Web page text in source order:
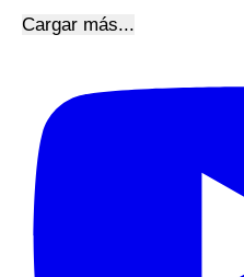
Cargar más...